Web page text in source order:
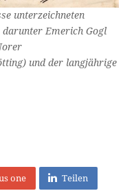
unterzeichneten
Emerich Gogl
und der langjährige
one Teilen